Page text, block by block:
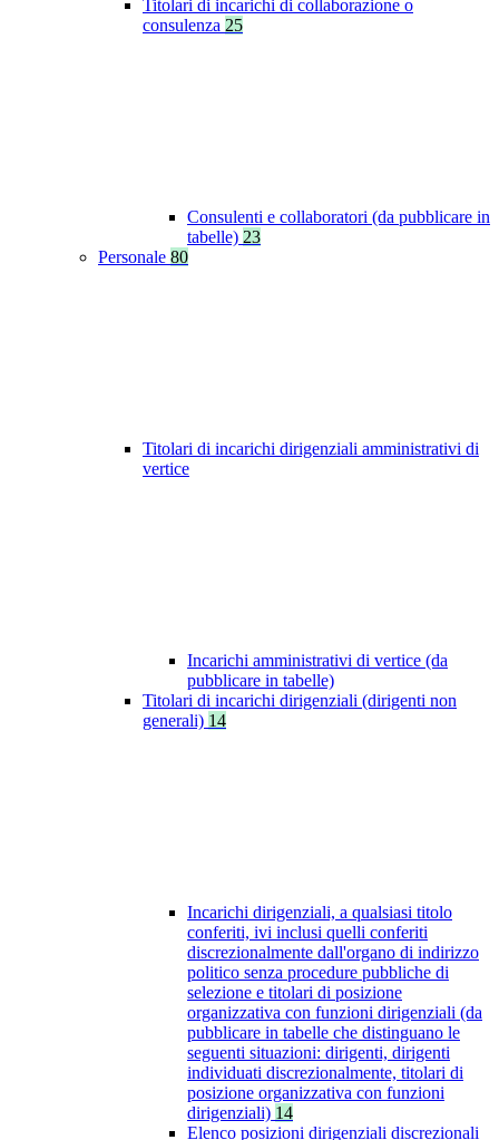
Titolari di incarichi di collaborazione o
consulenza 25
Consulenti e collaboratori (da pubblicare in
tabelle) 23
Personale 80
Titolari di incarichi dirigenziali amministrativi di
vertice
Incarichi amministrativi di vertice (da
pubblicare in tabelle)
Titolari di incarichi dirigenziali (dirigenti non
generali) 14
Incarichi dirigenziali, a qualsiasi titolo
conferiti, ivi inclusi quelli conferiti
discrezionalmente dall'organo di indirizzo
politico senza procedure pubbliche di
selezione e titolari di posizione
organizzativa con funzioni dirigenziali (da
pubblicare in tabelle che distinguano le
seguenti situazioni: dirigenti, dirigenti
individuati discrezionalmente, titolari di
posizione organizzativa con funzioni
dirigenziali) 14
Elenco posizioni dirigenziali discrezionali